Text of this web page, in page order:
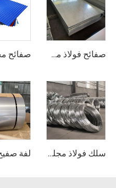
صفائح فولاذ مجلفن وفق معيار ASTM
سلك فولاذ مجلفن (سلك GI) وقضيب سلك